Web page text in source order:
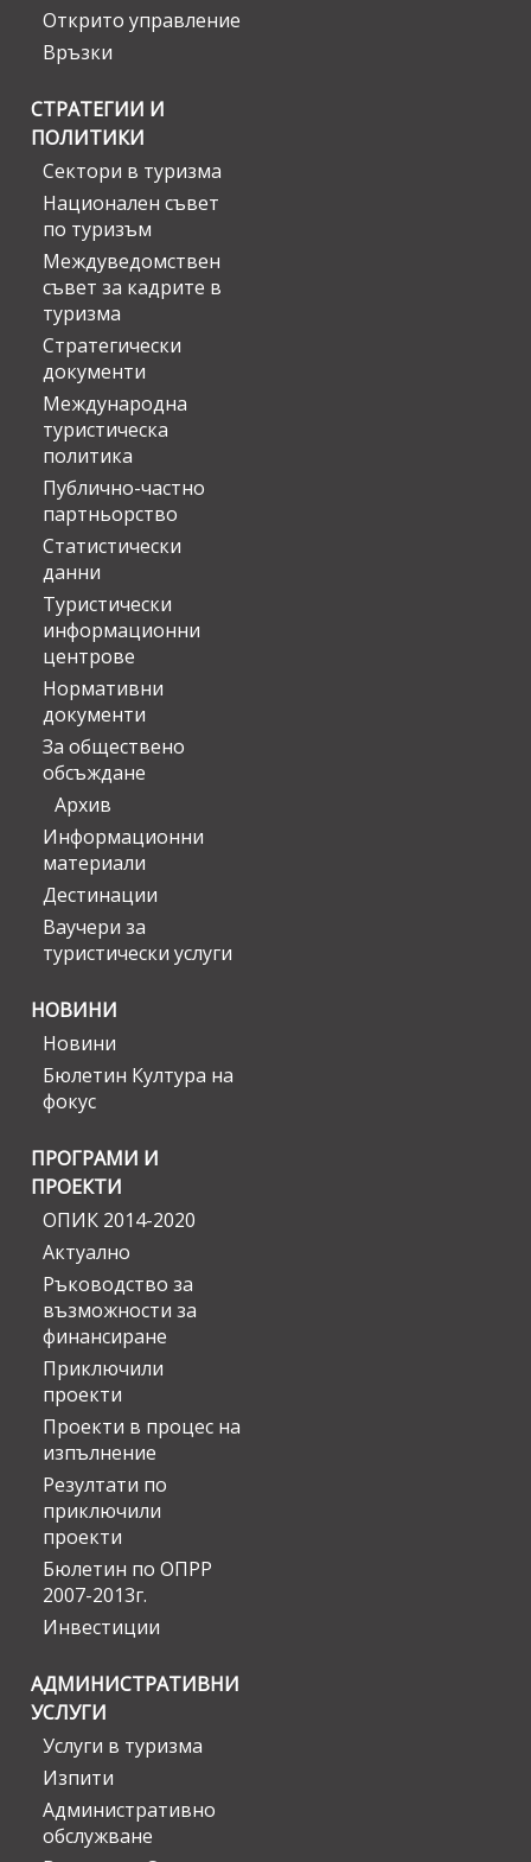
Открито управление
Връзки
СТРАТЕГИИ И
ПОЛИТИКИ
Сектори в туризма
Национален съвет
по туризъм
Междуведомствен
съвет за кадрите в
туризма
Стратегически
документи
Международна
туристическа
политика
Публично-частно
партньорство
Статистически
данни
Туристически
информационни
центрове
Нормативни
документи
За обществено
обсъждане
Архив
Информационни
материали
Дестинации
Ваучери за
туристически услуги
НОВИНИ
Новини
Бюлетин Култура на
фокус
ПРОГРАМИ И
ПРОЕКТИ
ОПИК 2014-2020
Актуално
Ръководство за
възможности за
финансиране
Приключили
проекти
Проекти в процес на
изпълнение
Резултати по
приключили
проекти
Бюлетин по ОПРР
2007-2013г.
Инвестиции
АДМИНИСТРАТИВНИ
УСЛУГИ
Услуги в туризма
Изпити
Административно
обслужване